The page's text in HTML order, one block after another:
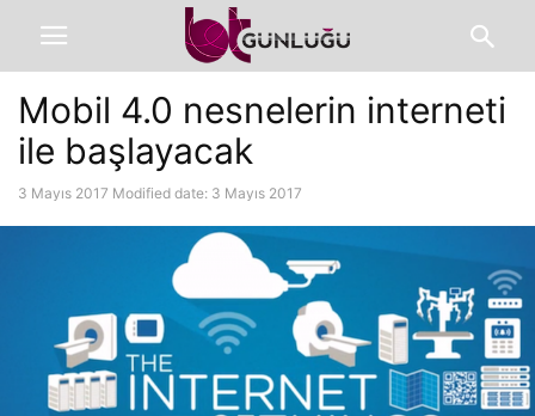
Mobil 4.0 nesnelerin interneti
ile başlayacak
3 Mayıs 2017 Modified date: 3 Mayıs 2017